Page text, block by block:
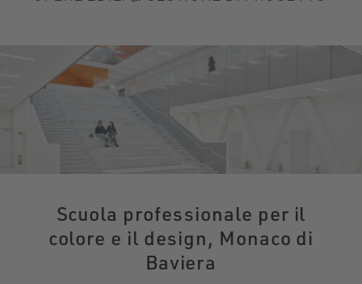
Scuola professionale per il
colore e il design, Monaco di
Baviera